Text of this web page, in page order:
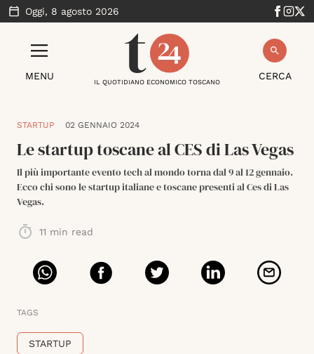
Oggi, 8 agosto 2026
MENU CERCA
IL QUOTIDIANO ECONOMICO TOSCANO
STARTUP 02 GENNAIO 2024
Le startup toscane al CES di Las Vegas
Il più importante evento tech al mondo torna dal 9 al 12 gennaio.
Ecco chi sono le startup italiane e toscane presenti al Ces di Las
Vegas.
11 min read
TAGS
STARTUP